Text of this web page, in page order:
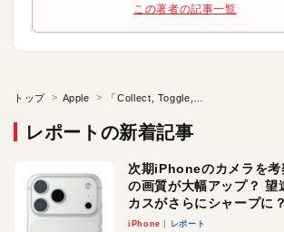
この著者の記事一覧
トップ Apple
レポートの新着記事
次期iPhoneのカメラを考
の画質が大幅アップ？ 望
カスがさらにシャープに？
iPhone レポート